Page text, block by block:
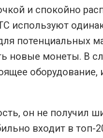
и спокойно
используют
потенциальных
новые монеты. В
оборудование,
он не получил
входит в топ-